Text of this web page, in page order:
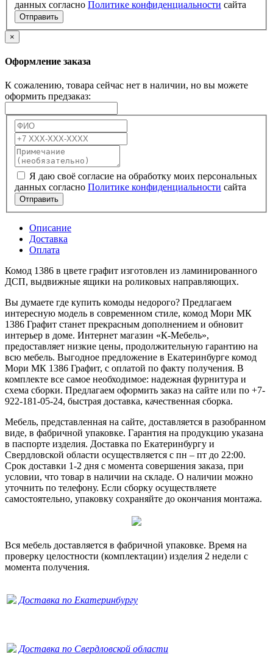
данных согласно Политике конфиденциальности сайта
Отправить
×
Оформление заказа
К сожалению, товара сейчас нет в наличии, но вы можете
оформить предзаказ:
Я даю своё согласие на обработку моих персональных
данных согласно Политике конфиденциальности сайта
Отправить
Описание
Доставка
Оплата
Комод 1386 в цвете графит изготовлен из ламинированного
ДСП, выдвижные ящики на роликовых направляющих.
Вы думаете где купить комоды недорого? Предлагаем
интересную модель в современном стиле, комод Мори МК
1386 Графит станет прекрасным дополнением и обновит
интерьер в доме. Интернет магазин «К-Мебель»,
предоставляет низкие цены, продолжительную гарантию на
всю мебель. Выгодное предложение в Екатеринбурге комод
Мори МК 1386 Графит, с оплатой по факту получения. В
комплекте все самое необходимое: надежная фурнитура и
схема сборки. Предлагаем оформить заказ на сайте или по +7-
922-181-05-24, быстрая доставка, качественная сборка.
Мебель, представленная на сайте, доставляется в разобранном
виде, в фабричной упаковке. Гарантия на продукцию указана
в паспорте изделия. Доставка по Екатеринбургу и
Свердловской области осуществляется с пн – пт до 22:00.
Срок доставки 1-2 дня с момента совершения заказа, при
условии, что товар в наличии на складе. О наличии можно
уточнить по телефону. Если сборку осуществляете
самостоятельно, упаковку сохраняйте до окончания монтажа.
Вся мебель доставляется в фабричной упаковке. Время на
проверку целостности (комплектации) изделия 2 недели с
момента получения.
Доставка по Екатеринбургу
Доставка по Свердловской области